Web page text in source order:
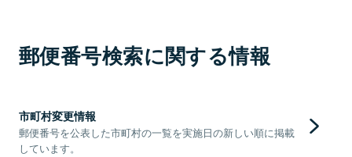
郵便番号検索に関する情報
市町村変更情報
郵便番号を公表した市町村の一覧を実施日の新しい順に掲載
しています。